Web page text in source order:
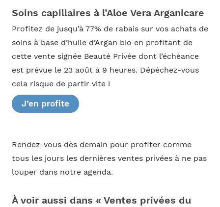
Soins capillaires à l’Aloe Vera Arganicare
Profitez de jusqu’à 77% de rabais sur vos achats de
soins à base d’huile d’Argan bio en profitant de
cette vente signée Beauté Privée dont l’échéance
est prévue le 23 août à 9 heures. Dépéchez-vous
cela risque de partir vite !
J’en profite
Rendez-vous dès demain pour profiter comme
tous les jours les dernières ventes privées à ne pas
louper dans notre agenda.
À voir aussi dans « Ventes privées du